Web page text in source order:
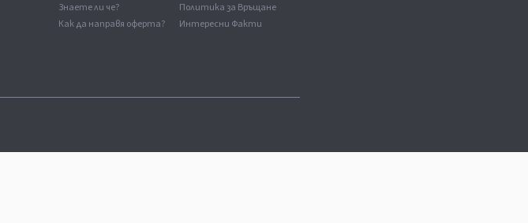
Знаете ли че?
Как да направя оферта?
Политика за Връщане
Интересни Факти